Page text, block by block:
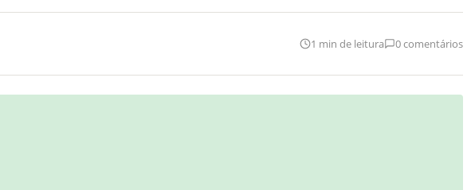
1 min de leitura 0 comentários